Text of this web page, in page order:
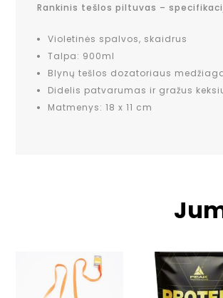
Rankinis tešlos piltuvas –
Violetinės spalvos, skaidrus
Talpa: 900ml
Blynų tešlos dozatoriaus
Didelis patvarumas ir gražus
Matmenys: 18 x 11 cm